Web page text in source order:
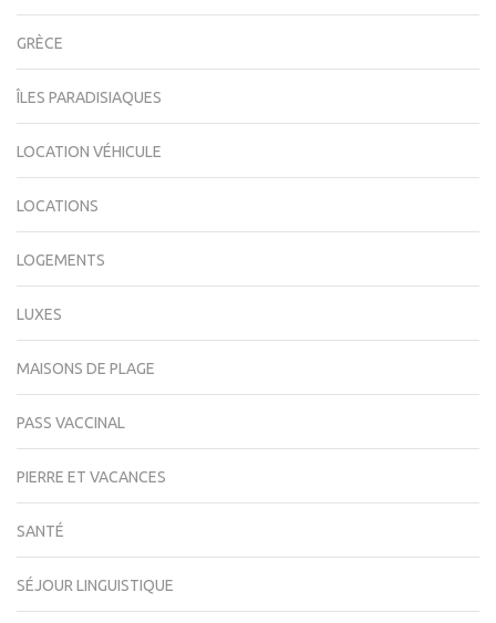
GRÈCE
ÎLES PARADISIAQUES
LOCATION VÉHICULE
LOCATIONS
LOGEMENTS
LUXES
MAISONS DE PLAGE
PASS VACCINAL
PIERRE ET VACANCES
SANTÉ
SÉJOUR LINGUISTIQUE